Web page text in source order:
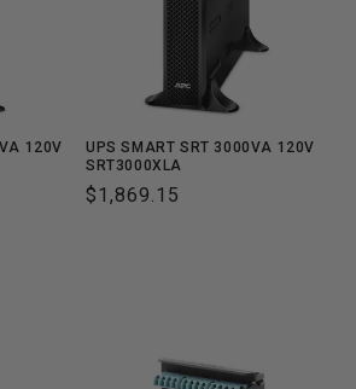
120V
UPS SMART SRT 3000VA 120V
SRT3000XLA
Precio
$1,869.15